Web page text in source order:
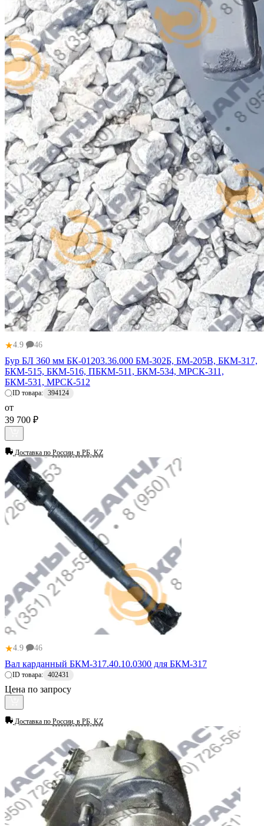
★4.9 46
Бур БЛ 360 мм БК-01203.36.000 БМ-302Б, БМ-205В, БКМ-317,
БКМ-515, БКМ-516, ПБКМ-511, БКМ-534, МРСК-311,
БКМ-531, МРСК-512
ID товара: 394124
от
39 700 ₽
Доставка по России, в РБ, KZ
★4.9 46
Вал карданный БКМ-317.40.10.0300 для БКМ-317
ID товара: 402431
Цена по запросу
Доставка по России, в РБ, KZ